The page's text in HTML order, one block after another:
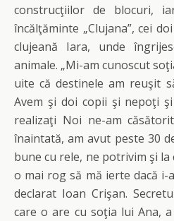
construcţiilor de blocuri,
încălţăminte „Clujana”, cei
clujeană Iara, unde
animale. „Mi-am cunoscut
uite că destinele am reuşit
Avem şi doi copii şi nepoţi
realizaţi Noi ne-am
înaintată, am avut peste 30
bune cu rele, ne potrivim şi
o mai rog să mă ierte dacă i-
declarat Ioan Crişan.
care o are cu soţia lui Ana,